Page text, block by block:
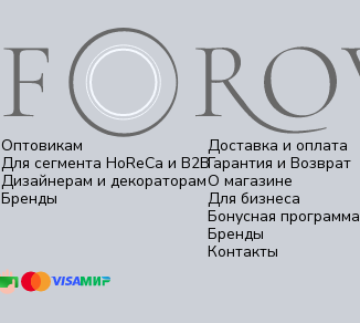
Оптовикам
Для сегмента HoReCa и B2B
Дизайнерам и декораторам
Бренды
Доставка и оплата
Гарантия и Возврат
О магазине
Для бизнеса
Бонусная программа
Бренды
Контакты